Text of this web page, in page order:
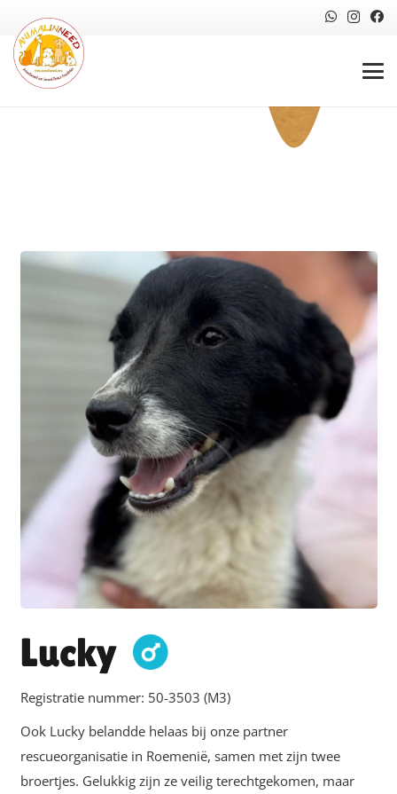
Lucky
Registratie nummer: 50-3503 (M3)
Ook Lucky belandde helaas bij onze partner
rescueorganisatie in Roemenië, samen met zijn twee
broertjes. Gelukkig zijn ze veilig terechtgekomen, maar